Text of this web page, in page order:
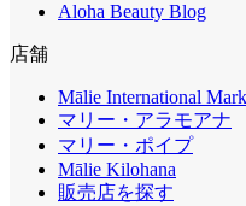
Aloha Beauty Blog
店舗
Mālie International
マリー・アラモアナ
マリー・ポイプ
Mālie Kilohana
販売店を探す